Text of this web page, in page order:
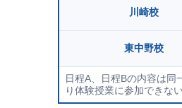
川崎校
東中野校
日程A、日程Bの内容は
り体験授業に参加できな